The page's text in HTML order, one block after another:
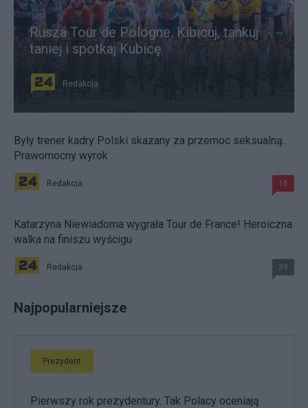
Rusza Tour de Pologne. Kibicuj, tankuj
taniej i spotkaj Kubicę
Redakcja
Były trener kadry Polski skazany za przemoc seksualną.
Prawomocny wyrok
Redakcja 16
Katarzyna Niewiadoma wygrała Tour de France! Heroiczna
walka na finiszu wyścigu
Redakcja 39
Najpopularniejsze
Prezydent
Pierwszy rok prezydentury. Tak Polacy oceniają